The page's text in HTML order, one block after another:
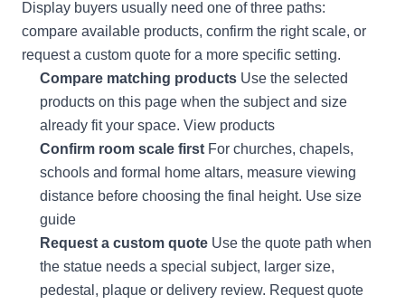
Display buyers usually need one of three paths:
compare available products, confirm the right scale, or
request a custom quote for a more specific setting.
Compare matching products Use the selected
products on this page when the subject and size
already fit your space. View products
Confirm room scale first For churches, chapels,
schools and formal home altars, measure viewing
distance before choosing the final height. Use size
guide
Request a custom quote Use the quote path when
the statue needs a special subject, larger size,
pedestal, plaque or delivery review. Request quote